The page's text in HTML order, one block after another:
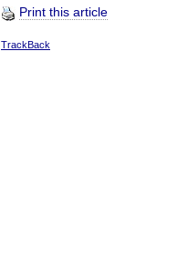
Print this article
TrackBack